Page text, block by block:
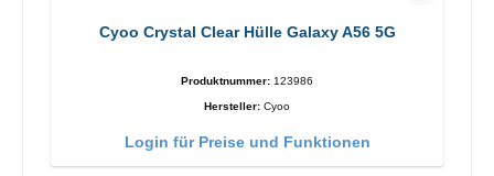
Cyoo Crystal Clear Hülle Galaxy A56 5G
Produktnummer: 123986
Hersteller: Cyoo
Login für Preise und Funktionen